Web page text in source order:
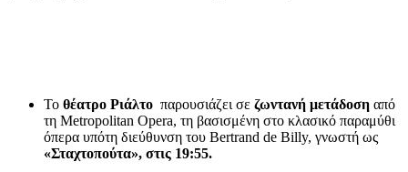
Το θέατρο Ριάλτο παρουσιάζει σε ζωντανή μετάδοση από
τη Metropolitan Opera, τη βασισμένη στο κλασικό παραμύθι
όπερα υπότη διεύθυνση του Bertrand de Billy, γνωστή ως
«Σταχτοπούτα», στις 19:55.